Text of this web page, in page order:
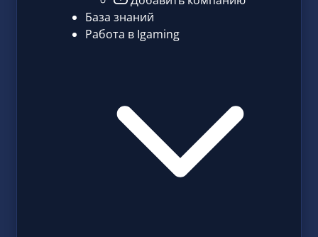
База знаний
Работа в Igaming